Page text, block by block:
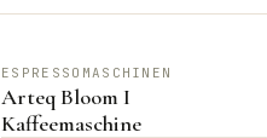
ESPRESSOMASCHINEN
Arteq Bloom I
Kaffeemaschine